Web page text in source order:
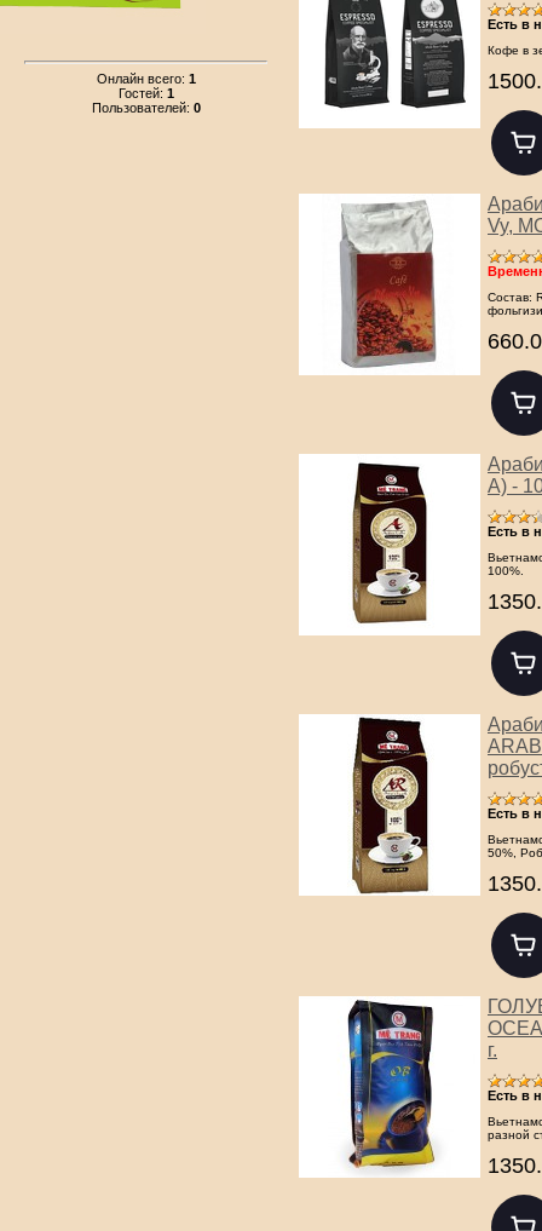
Онлайн всего: 1
Гостей: 1
Пользователей: 0
Есть в
Кофе в
Vy,
Состав:
A) -
Есть в
100%.
Есть в
50%,
г.
Есть в
разной